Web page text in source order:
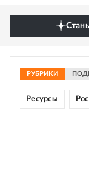
РУБРИКИ
Ресурсы